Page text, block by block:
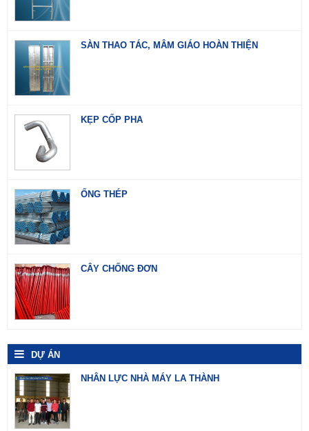
SÀN THAO TÁC, MÂM GIÁO HOÀN THIỆN
KẸP CỐP PHA
ỐNG THÉP
CÂY CHỐNG ĐƠN
DỰ ÁN
NHÂN LỰC NHÀ MÁY LA THÀNH